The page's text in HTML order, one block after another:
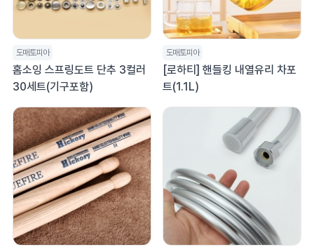
도매토피아
홈소잉 스프링도트 단추 3컬러
30세트(기구포함)
도매토피아
[로하티] 핸들킹 내열유리 차포
트(1.1L)